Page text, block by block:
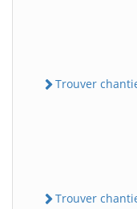
Trouver
Trouver